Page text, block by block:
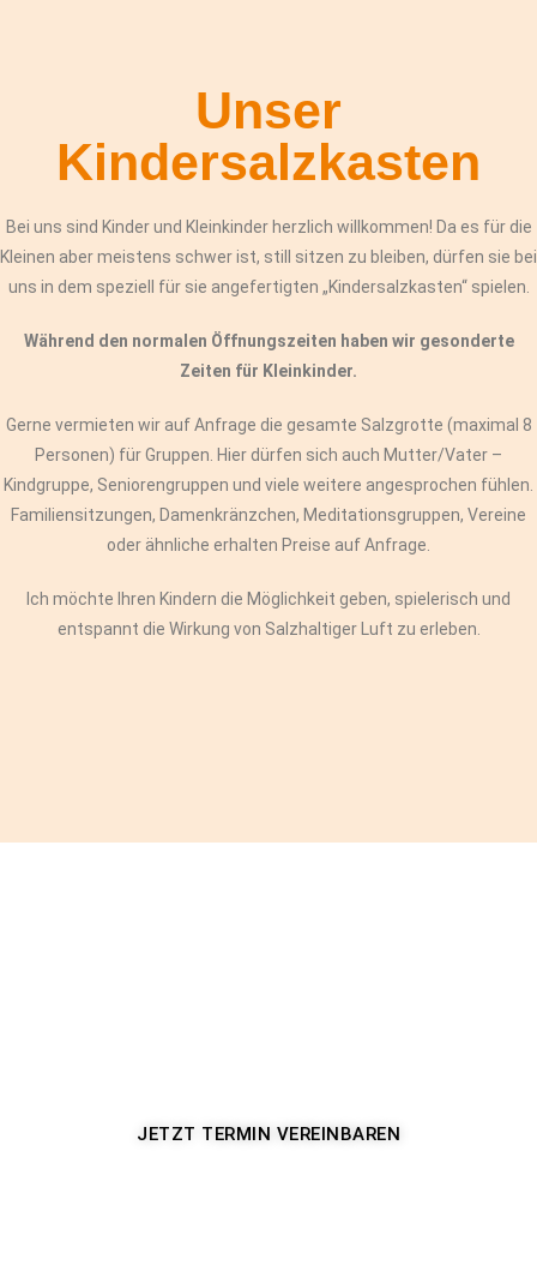
Unser
Kindersalzkasten
Bei uns sind Kinder und Kleinkinder herzlich willkommen! Da es für die
Kleinen aber meistens schwer ist, still sitzen zu bleiben, dürfen sie bei
uns in dem speziell für sie angefertigten „Kindersalzkasten“ spielen.
Während den normalen Öffnungszeiten haben wir gesonderte
Zeiten für Kleinkinder.
Gerne vermieten wir auf Anfrage die gesamte Salzgrotte (maximal 8
Personen) für Gruppen. Hier dürfen sich auch Mutter/Vater –
Kindgruppe, Seniorengruppen und viele weitere angesprochen fühlen.
Familiensitzungen, Damenkränzchen, Meditationsgruppen, Vereine
oder ähnliche erhalten Preise auf Anfrage.
Ich möchte Ihren Kindern die Möglichkeit geben, spielerisch und
entspannt die Wirkung von Salzhaltiger Luft zu erleben.
JETZT TERMIN VEREINBAREN